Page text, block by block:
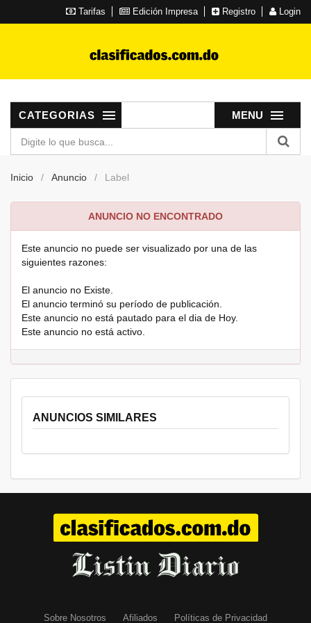
Tarifas Edición Impresa Registro Login
MENU
CATEGORIAS
Inicio Anuncio Label
ANUNCIO NO ENCONTRADO
Este anuncio no puede ser visualizado por una de las
siguientes razones:
El anuncio no Existe.
El anuncio terminó su período de publicación.
Este anuncio no está pautado para el dia de Hoy.
Este anuncio no está activo.
ANUNCIOS SIMILARES
Sobre Nosotros Afiliados Políticas de Privacidad